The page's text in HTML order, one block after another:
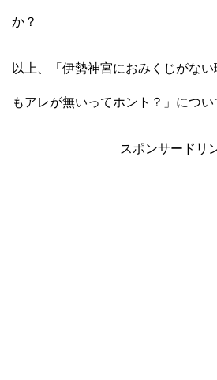
か？
以上、「伊勢神宮におみくじがな
もアレが無いってホント？」につい
スポンサードリ